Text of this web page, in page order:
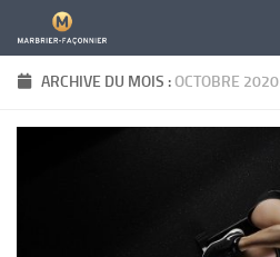
Skip to content
ARCHIVE DU MOIS :OCTOBRE 2020